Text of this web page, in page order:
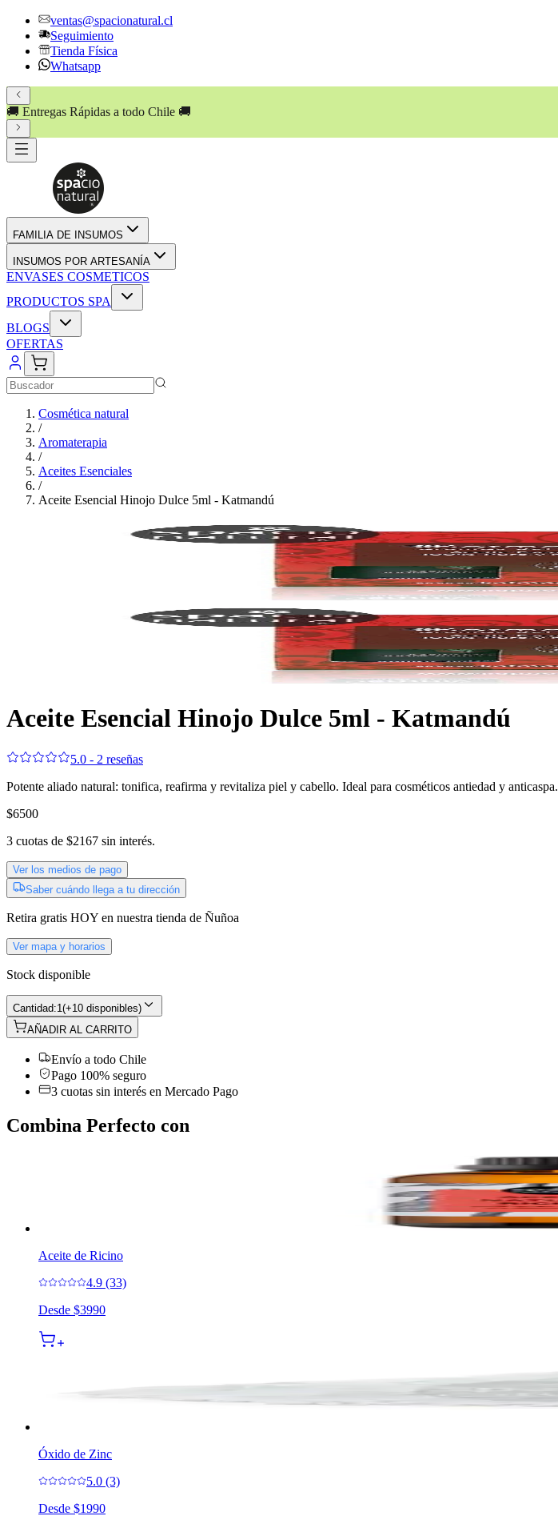
ventas@spacionatural.cl
Seguimiento
Tienda Física
Whatsapp
🚚 Entregas Rápidas a todo Chile 🚚
FAMILIA DE INSUMOS
INSUMOS POR ARTESANÍA
ENVASES COSMETICOS
PRODUCTOS SPA
BLOGS
OFERTAS
Cosmética natural
/
Aromaterapia
/
Aceites Esenciales
/
Aceite Esencial Hinojo Dulce 5ml - Katmandú
Aceite Esencial Hinojo Dulce 5ml - Katmandú
5.0 - 2 reseñas
Potente aliado natural: tonifica, reafirma y revitaliza piel y cabello. Ideal para cosméticos antiedad y anticaspa.
$6500
3 cuotas de $2167 sin interés.
Ver los medios de pago
Saber cuándo llega a tu dirección
Retira gratis HOY en nuestra tienda de Ñuñoa
Ver mapa y horarios
Stock disponible
Cantidad:1 (+10 disponibles)
AÑADIR AL CARRITO
Envío a todo Chile
Pago 100% seguro
3 cuotas sin interés en Mercado Pago
Combina Perfecto con
Aceite de Ricino
4.9 (33)
Desde $3990
Óxido de Zinc
5.0 (3)
Desde $1990